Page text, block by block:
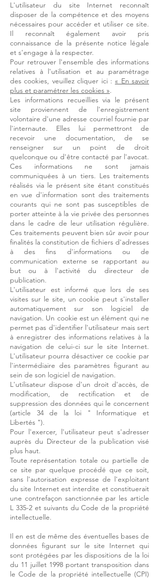
L'utilisateur du site Internet reconnaît
disposer de la compétence et des moyens
nécessaires pour accéder et utiliser ce site.
Il reconnaît également avoir pris
connaissance de la présente notice légale
et s'engage à la respecter.
Pour retrouver l'ensemble des informations
relatives à l'utilisation et au paramétrage
des cookies, veuillez cliquer ici : « En savoir
plus et paramétrer les cookies ».
Les informations recueillies via le présent
site proviennent de l'enregistrement
volontaire d'une adresse courriel fournie par
l'internaute. Elles lui permettront de
recevoir une documentation, de se
renseigner sur un point de droit
quelconque ou d'être contacté par l'avocat.
Ces informations ne sont jamais
communiquées à un tiers. Les traitements
réalisés via le présent site étant constitués
en vue d'information sont des traitements
courants qui ne sont pas susceptibles de
porter atteinte à la vie privée des personnes
dans le cadre de leur utilisation régulière.
Ces traitements peuvent bien sûr avoir pour
finalités la constitution de fichiers d'adresses
à des fins d'informations ou de
communication externe se rapportant au
but ou à l'activité du directeur de
publication.
L'utilisateur est informé que lors de ses
visites sur le site, un cookie peut s'installer
automatiquement sur son logiciel de
navigation. Un cookie est un élément qui ne
permet pas d'identifier l'utilisateur mais sert
à enregistrer des informations relatives à la
navigation de celui-ci sur le site Internet.
L'utilisateur pourra désactiver ce cookie par
l'intermédiaire des paramètres figurant au
sein de son logiciel de navigation.
L'utilisateur dispose d'un droit d'accès, de
modification, de rectification et de
suppression des données qui le concernent
(article 34 de la loi " Informatique et
Libertés ").
Pour l'exercer, l'utilisateur peut s'adresser
auprès du Directeur de la publication visé
plus haut.
Toute représentation totale ou partielle de
ce site par quelque procédé que ce soit,
sans l'autorisation expresse de l'exploitant
du site Internet est interdite et constituerait
une contrefaçon sanctionnée par les article
L 335-2 et suivants du Code de la propriété
intellectuelle.
Il en est de même des éventuelles bases de
données figurant sur le site Internet qui
sont protégées par les dispositions de la loi
du 11 juillet 1998 portant transposition dans
le Code de la propriété intellectuelle (CPI)